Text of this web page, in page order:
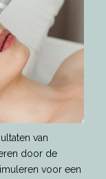
van
door de
voor een